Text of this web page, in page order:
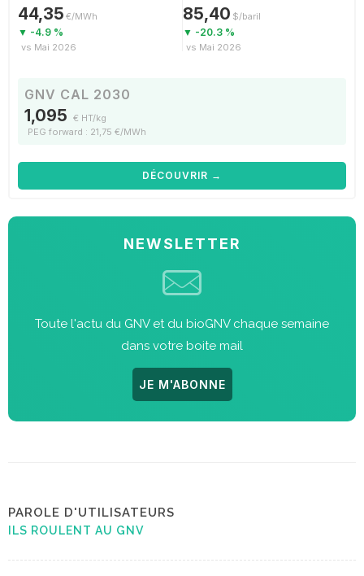
44,35 €/MWh
▼ -4.9 %
vs Mai 2026
85,40 $/baril
▼ -20.3 %
vs Mai 2026
GNV CAL 2030
1,095 € HT/kg
PEG forward : 21,75 €/MWh
DÉCOUVRIR →
NEWSLETTER
Toute l'actu du GNV et du bioGNV chaque semaine
dans votre boite mail
JE M'ABONNE
PAROLE D'UTILISATEURS
ILS ROULENT AU GNV